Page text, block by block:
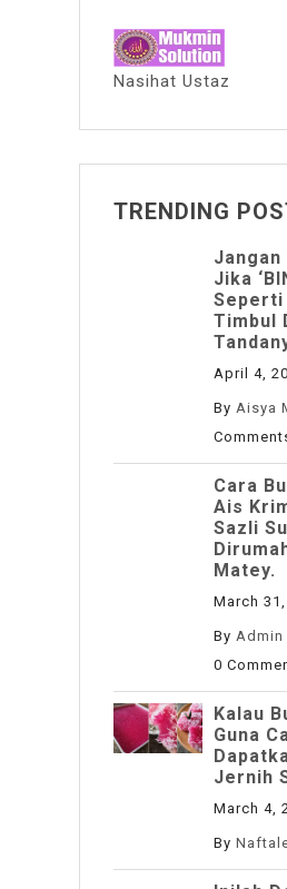
Nasihat Ustaz
TRENDING
Jangan
Jika
Seperti
Timbul
April 4,
By Aisya
Cara
Ais
Sazli
Matey.
March
By Admin
0
Kalau
Guna
Jernih
March 4,
By